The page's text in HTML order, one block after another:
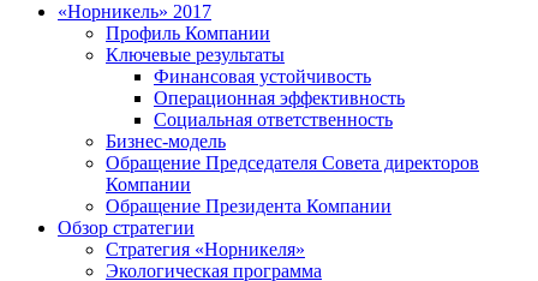
«Норникель» 2017
Профиль Компании
Ключевые результаты
Финансовая устойчивость
Операционная эффективность
Социальная ответственность
Бизнес-модель
Обращение Председателя Совета директоров
Компании
Обращение Президента Компании
Обзор стратегии
Стратегия «Норникеля»
Экологическая программа